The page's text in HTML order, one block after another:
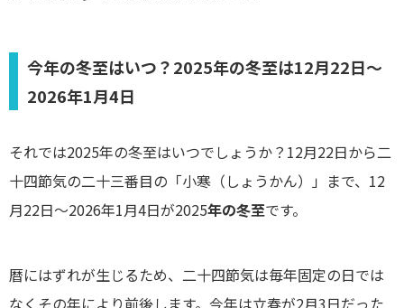
今年の冬至はいつ？2025年の冬至は12月22日～
2026年1月4日
それでは2025年の冬至はいつでしょうか？12月22日から二
十四節気の二十三番目の「小寒（しょうかん）」まで、12
月22日～2026年1月4日が2025年の冬至です。
暦にはずれが生じるため、二十四節気は毎年固定の日では